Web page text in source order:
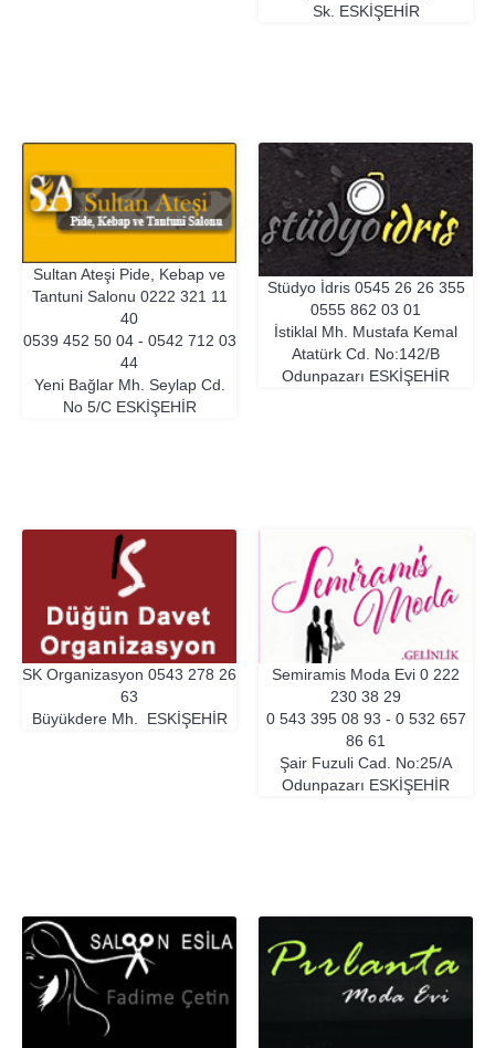
Sk. ESKIŞEHIR
Sultan Ateşi Pide, Kebap ve
Tantuni Salonu 0222 321 11
40
0539 452 50 04 - 0542 712 03
44
Yeni Bağlar Mh. Seylap Cd.
No 5/C ESKIŞEHIR
Stüdyo İdris 0545 26 26 355
0555 862 03 01
İstiklal Mh. Mustafa Kemal
Atatürk Cd. No:142/B
Odunpazarı ESKIŞEHIR
SK Organizasyon 0543 278 26
63
Büyükdere Mh. ESKIŞEHIR
Semiramis Moda Evi 0 222
230 38 29
0 543 395 08 93 - 0 532 657
86 61
Şair Fuzuli Cad. No:25/A
Odunpazarı ESKIŞEHIR